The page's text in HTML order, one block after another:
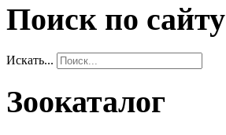
Поиск по сайту
Искать...
Зоокаталог